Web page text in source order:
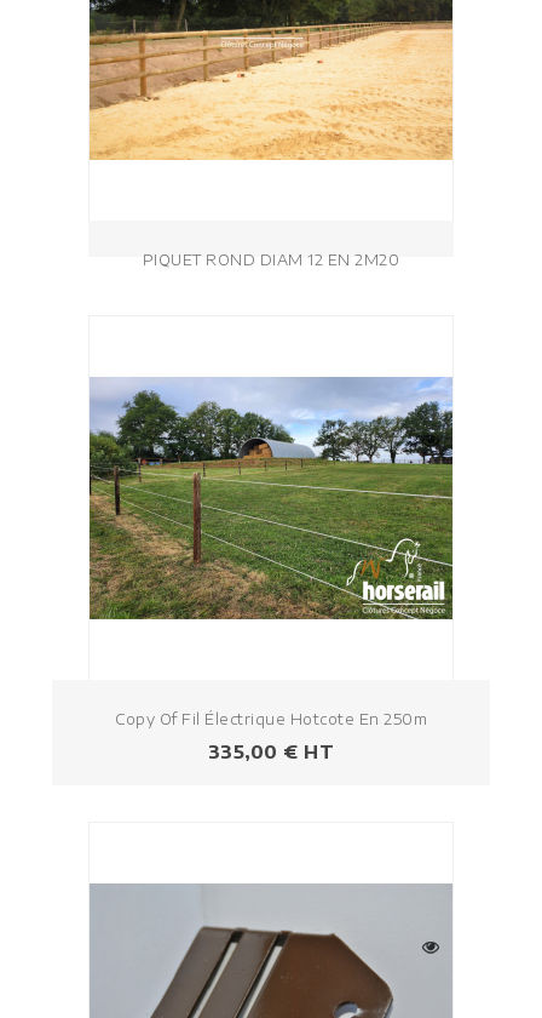
PIQUET ROND DIAM 12 EN 2M20
Copy Of Fil Électrique Hotcote En 250m
Prezzo
335,00 € HT